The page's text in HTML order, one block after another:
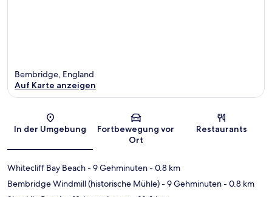
Karte
Bembridge, England
Auf Karte anzeigen
In der Umgebung
Fortbewegung vor
Ort
Restaurants
Whitecliff Bay Beach- 9 Gehminuten- 0.8 km
Bembridge Windmill (historische Mühle)- 9 Gehminuten- 0.8 km